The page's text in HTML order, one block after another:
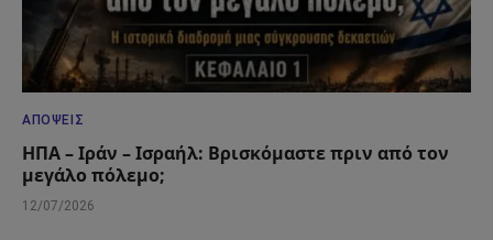
ΑΠΌΨΕΙΣ
ΗΠΑ – Ιράν – Ισραήλ: Βρισκόμαστε πριν από τον
μεγάλο πόλεμο;
12/07/2026